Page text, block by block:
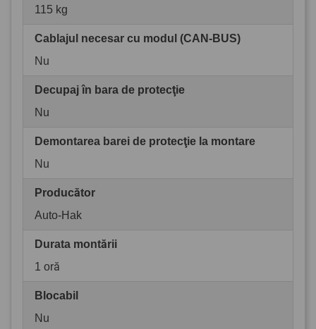
115 kg
Cablajul necesar cu modul (CAN-BUS)
Nu
Decupaj în bara de protecţie
Nu
Demontarea barei de protecţie la montare
Nu
Producător
Auto-Hak
Durata montării
1 oră
Blocabil
Nu